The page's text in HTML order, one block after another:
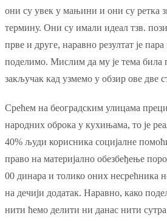
они су увек у мањини и они су ретка
термину. Они су имали идеал тзв.
прве и друге, наравно резултат је
поделимо. Мислим да му је тема била
закључак кад узмемо у обзир ове две
Срећем на београдским улицама
народних оброка у кухињама, то је
40% људи корисника социјалне
право на материјално обезбеђење
00 динара и толико оних несрећника
на дечији додатак. Наравно, како
нити ћемо делити ни данас нити